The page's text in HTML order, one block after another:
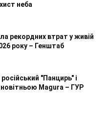
неба
рекордних втрат у живій
року – Генштаб
"Панцирь" і
новітньою Magura – ГУР